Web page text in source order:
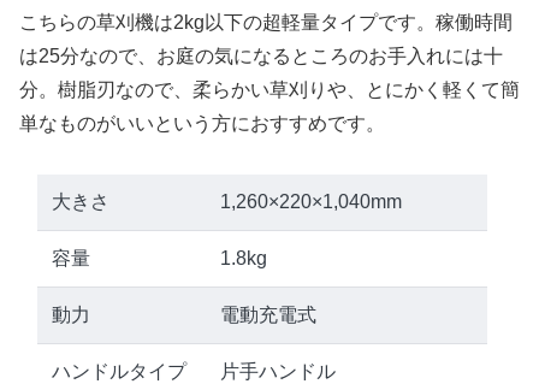
こちらの草刈機は2kg以下の超軽量タイプです。稼働時間
は25分なので、お庭の気になるところのお手入れには十
分。樹脂刃なので、柔らかい草刈りや、とにかく軽くて簡
単なものがいいという方におすすめです。
大きさ 1,260×220×1,040mm
容量 1.8kg
動力 電動充電式
ハンドルタイプ 片手ハンドル